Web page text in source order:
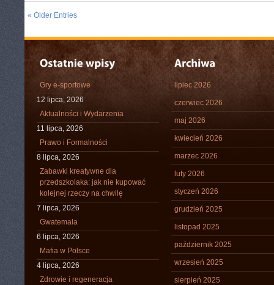
« Older Entries
Gry e-sportowe
12 lipca, 2026
Aktualności i Wydarzenia
11 lipca, 2026
Prawo i Formalności
8 lipca, 2026
Zabawki kreatywne dla
przedszkolaka: jak nie kupować
kolejnej rzeczy na chwilę
7 lipca, 2026
Gwatemala
6 lipca, 2026
Mafia w Polsce
4 lipca, 2026
Zdrowie i regeneracja
lipiec 2026
czerwiec 2026
maj 2026
kwiecień 2026
marzec 2026
luty 2026
styczeń 2026
grudzień 2025
listopad 2025
październik 2025
wrzesień 2025
sierpień 2025